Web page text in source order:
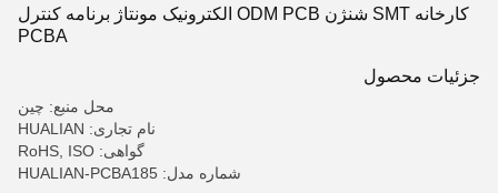
کارخانه SMT شنژن ODM PCB الکترونیک مونتاژ برنامه کنترل
PCBA
جزئیات محصول
محل منبع: چین
نام تجاری: HUALIAN
گواهی: RoHS, ISO
شماره مدل: HUALIAN-PCBA185